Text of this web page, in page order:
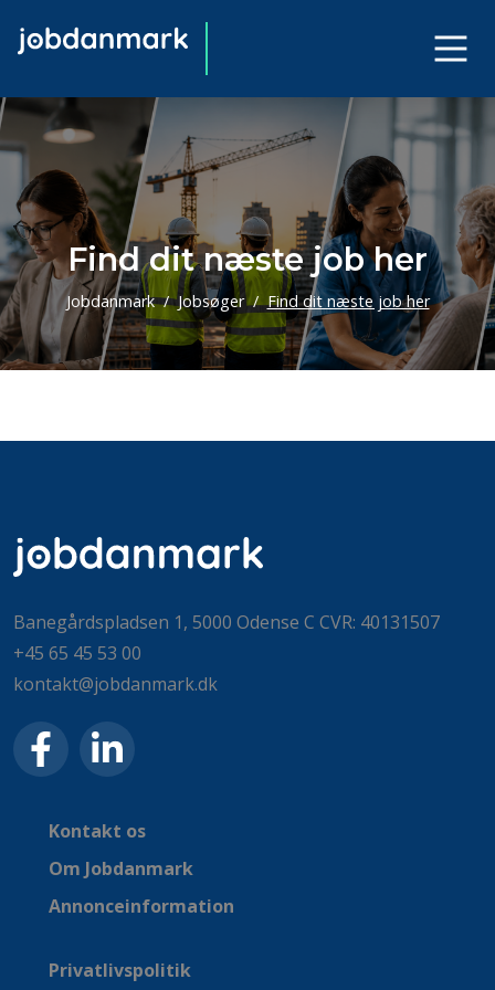
Find dit næste job her
Jobdanmark Jobsøger Find dit næste job her
Banegårdspladsen 1, 5000 Odense C CVR: 40131507
+45 65 45 53 00
kontakt@jobdanmark.dk
Kontakt os
Om Jobdanmark
Annonceinformation
Privatlivspolitik